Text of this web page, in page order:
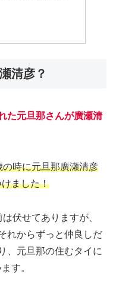
清彦？
た元旦那さんが廣瀬清
時に元旦那廣瀬清彦
ました！
伏せてありますが、
れからずっと仲良しだ
、元旦那の住むタイに
す。